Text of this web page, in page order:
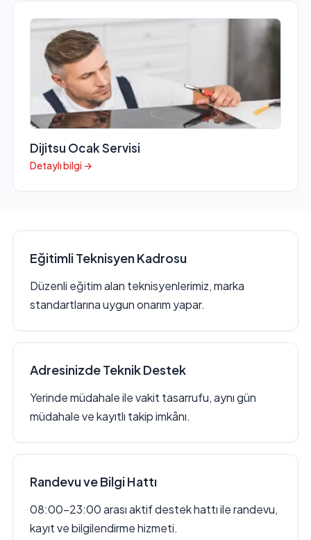
Dijitsu Ocak Servisi
Detaylı bilgi →
Eğitimli Teknisyen Kadrosu
Düzenli eğitim alan teknisyenlerimiz, marka
standartlarına uygun onarım yapar.
Adresinizde Teknik Destek
Yerinde müdahale ile vakit tasarrufu, aynı gün
müdahale ve kayıtlı takip imkânı.
Randevu ve Bilgi Hattı
08:00–23:00 arası aktif destek hattı ile randevu,
kayıt ve bilgilendirme hizmeti.